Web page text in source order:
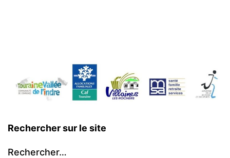
Rechercher sur le site
Rechercher…